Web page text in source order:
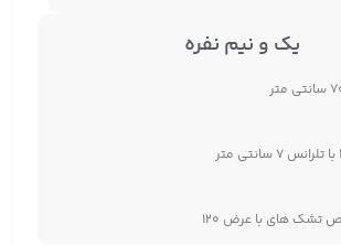
یک و نیم نفره
های با عرض ۱۲۰